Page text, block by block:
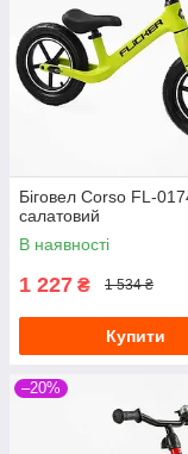
Біговел Corso FL-
салатовий
В наявності
1 227 ₴ 1 534 ₴
Купити
–20%